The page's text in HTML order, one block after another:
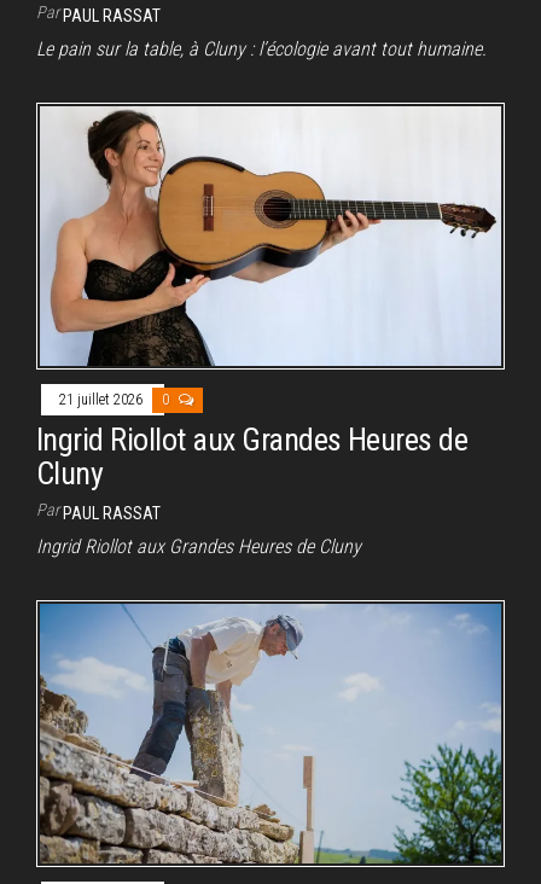
ParPAUL RASSAT
Le pain sur la table, à Cluny : l’écologie avant tout humaine.
21 juillet 2026 0
Ingrid Riollot aux Grandes Heures de
Cluny
ParPAUL RASSAT
Ingrid Riollot aux Grandes Heures de Cluny